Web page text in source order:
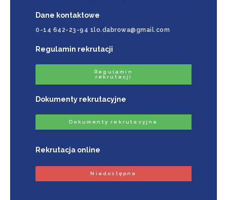
Dane kontaktowe
0-14 642-23-94 1lo.dabrowa@gmail.com
Regulamin rekrutacji
Regulamin
rekrutacji
Dokumenty rekrutacyjne
Dokumenty rekrutacyjne
Rekrutacja online
Niedostępne